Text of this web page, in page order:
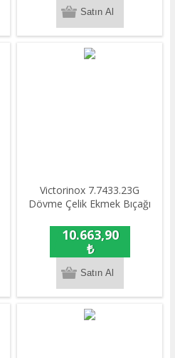
Victorinox 7.7433.23G
Dövme Çelik Ekmek Bıçağı
10.663,90
₺